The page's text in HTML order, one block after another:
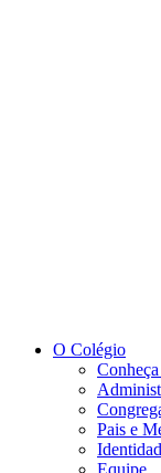
O Colégio
Pais e
Equipe